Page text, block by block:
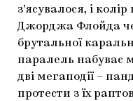
з’ясувалося, і
Джорджа Флойда
брутальної
паралель набуває
дві мегаподії –
протести з їх